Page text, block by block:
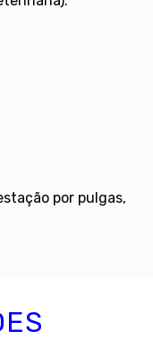
por pulgas,